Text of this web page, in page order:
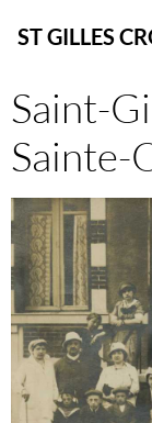
ST GILLES
Saint-
Sainte-